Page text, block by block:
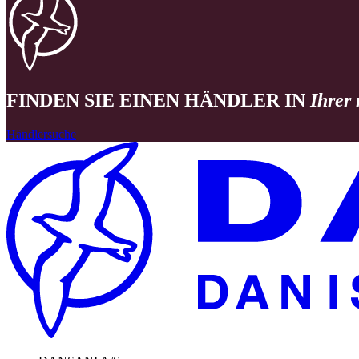
FINDEN SIE EINEN HÄNDLER IN Ihrer
Händlersuche